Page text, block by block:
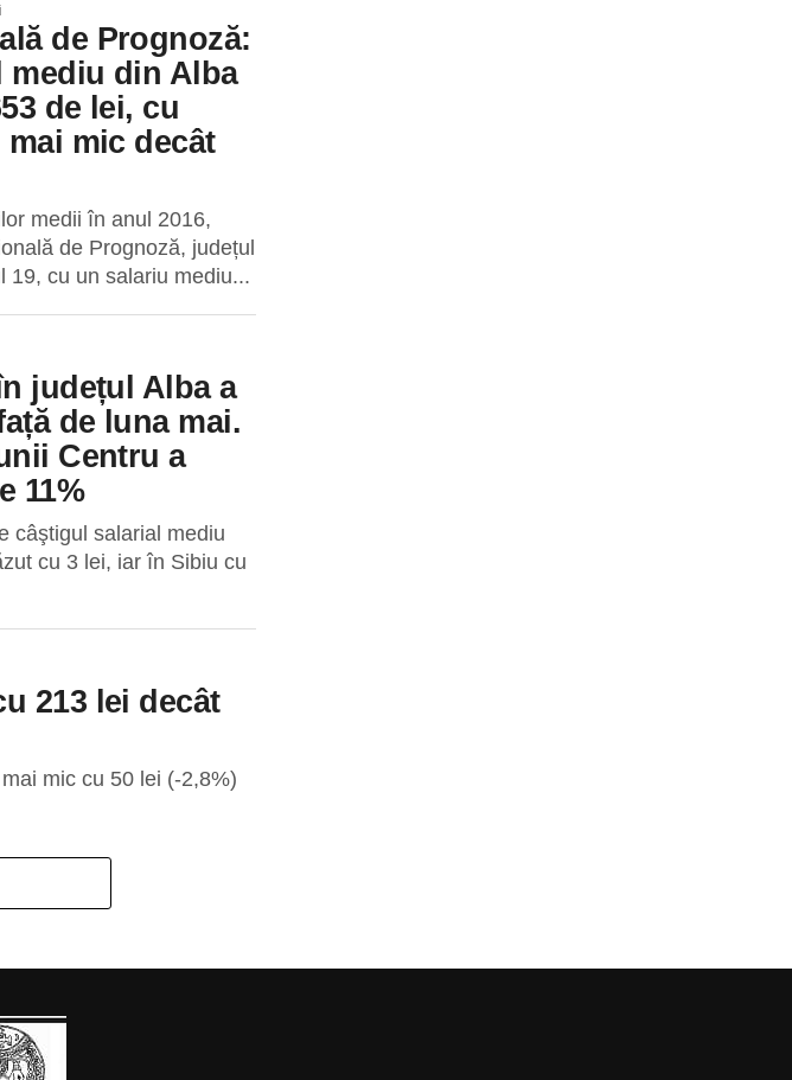
de Prognoză:
mediu din Alba
de lei, cu
mai mic decât
medii în anul 2016,
de Prognoză, județul
19, cu un salariu mediu...
județul Alba a
de luna mai.
Centru a
11%
câştigul salarial mediu
cu 3 lei, iar în Sibiu cu
213 lei decât
mic cu 50 lei (-2,8%)